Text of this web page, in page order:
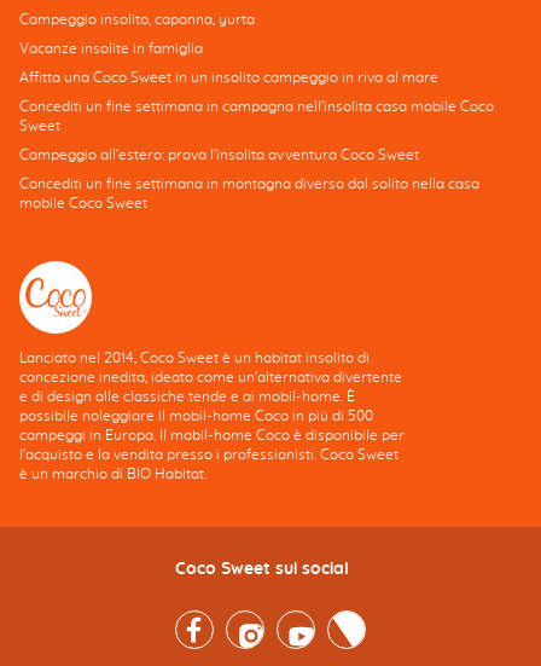
Campeggio insolito, capanna, yurta
Vacanze insolite in famiglia
Affitta una Coco Sweet in un insolito campeggio in riva al mare
Concediti un fine settimana in campagna nell'insolita casa mobile Coco
Sweet
Campeggio all'estero: prova l'insolita avventura Coco Sweet
Concediti un fine settimana in montagna diverso dal solito nella casa
mobile Coco Sweet
Lanciato nel 2014, Coco Sweet è un habitat insolito di
concezione inedita, ideato come un'alternativa divertente
e di design alle classiche tende e ai mobil-home. È
possibile noleggiare il mobil-home Coco in più di 500
campeggi in Europa. Il mobil-home Coco è disponibile per
l'acquisto e la vendita presso i professionisti. Coco Sweet
è un marchio di BIO Habitat.
Coco Sweet sui social
FacebookInstagramYoutubeTwitter